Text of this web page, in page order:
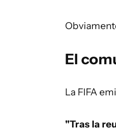
El
La FIFA
"Tras la